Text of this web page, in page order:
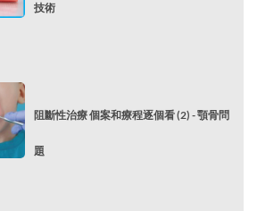
技術
阻斷性治療 個案和療程逐個看 (2) - 顎骨問
題